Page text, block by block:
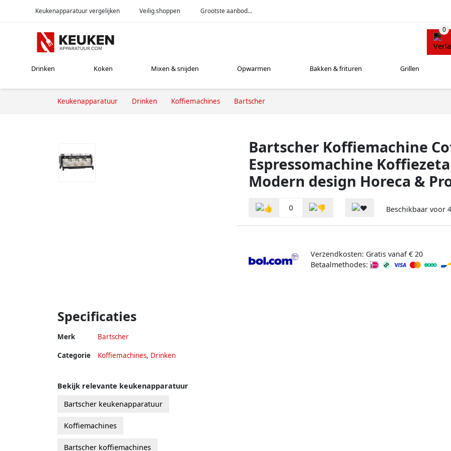
Keukenapparatuur vergelijken Veilig shoppen Grootste aanbod...
Drinken Koken Mixen & snijden Opwarmen Bakken & frituren Grillen
Keukenapparatuur Drinken Koffiemachines Bartscher
Bartscher Koffiemachine
Espressomachine
Modern design Horeca &
0 Beschikbaar voor
Verzendkosten: Gratis vanaf € 20
Betaalmethodes:
Specificaties
Merk Bartscher
Categorie Koffiemachines, Drinken
Bekijk relevante keukenapparatuur
Bartscher keukenapparatuur
Koffiemachines
Bartscher koffiemachines